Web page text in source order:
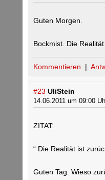
Guten Morgen.
Bockmist. Die
Kommentieren |
#23 UliStein
14.06.2011 um 09:00
ZITAT:
“ Die Realität ist
Guten Tag. Wieso